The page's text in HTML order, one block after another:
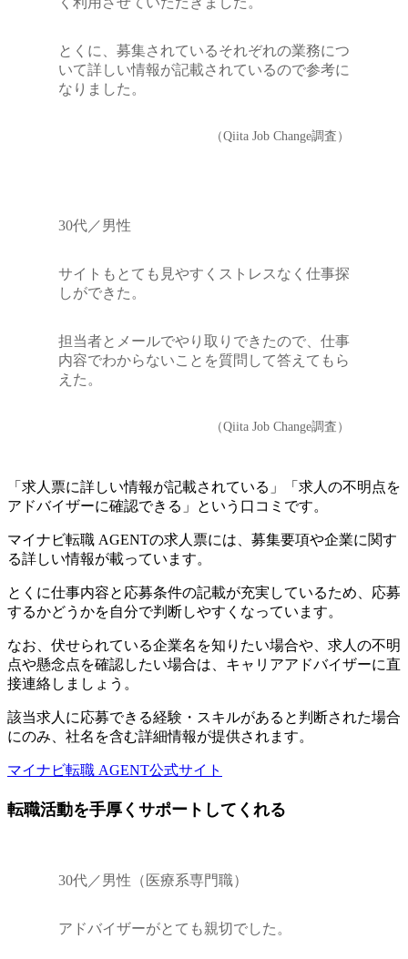
とくに、募集されているそれぞれの業務につ
いて詳しい情報が記載されているので参考に
なりました。
（Qiita Job Change調査）
30代／男性
サイトもとても見やすくストレスなく仕事探
しができた。
担当者とメールでやり取りできたので、仕事
内容でわからないことを質問して答えてもら
えた。
（Qiita Job Change調査）
「求人票に詳しい情報が記載されている」「求人の不明点を
アドバイザーに確認できる」という口コミです。
マイナビ転職 AGENTの求人票には、募集要項や企業に関す
る詳しい情報が載っています。
とくに仕事内容と応募条件の記載が充実しているため、応募
するかどうかを自分で判断しやすくなっています。
なお、伏せられている企業名を知りたい場合や、求人の不明
点や懸念点を確認したい場合は、キャリアアドバイザーに直
接連絡しましょう。
該当求人に応募できる経験・スキルがあると判断された場合
にのみ、社名を含む詳細情報が提供されます。
マイナビ転職 AGENT公式サイト
転職活動を手厚くサポートしてくれる
30代／男性（医療系専門職）
アドバイザーがとても親切でした。